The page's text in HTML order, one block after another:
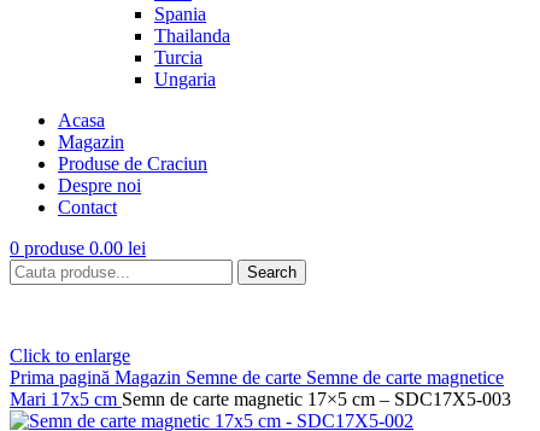
Spania
Thailanda
Turcia
Ungaria
Acasa
Magazin
Produse de Craciun
Despre noi
Contact
0 produse 0.00 lei
Search
Click to enlarge
Prima pagină Magazin Semne de carte Semne de carte magnetice
Mari 17x5 cm Semn de carte magnetic 17×5 cm – SDC17X5-003